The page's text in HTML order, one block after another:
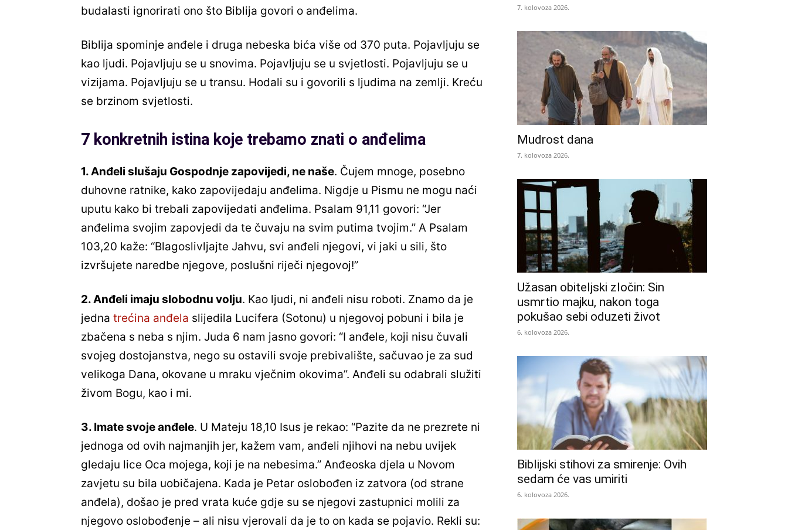
budalasti ignorirati ono što Biblija govori o anđelima.
Biblija spominje anđele i druga nebeska bića više od 370 puta. Pojavljuju se
kao ljudi. Pojavljuju se u snovima. Pojavljuju se u svjetlosti. Pojavljuju se u
vizijama. Pojavljuju se u transu. Hodali su i govorili s ljudima na zemlji. Kreću
se brzinom svjetlosti.
7 konkretnih istina koje trebamo znati o anđelima
1. Anđeli slušaju Gospodnje zapovijedi, ne naše. Čujem mnoge, posebno
duhovne ratnike, kako zapovijedaju anđelima. Nigdje u Pismu ne mogu naći
uputu kako bi trebali zapovijedati anđelima. Psalam 91,11 govori: “Jer
anđelima svojim zapovjedi da te čuvaju na svim putima tvojim.” A Psalam
103,20 kaže: “Blagoslivljajte Jahvu, svi anđeli njegovi, vi jaki u sili, što
izvršujete naredbe njegove, poslušni riječi njegovoj!”
2. Anđeli imaju slobodnu volju. Kao ljudi, ni anđeli nisu roboti. Znamo da je
jedna trećina anđela slijedila Lucifera (Sotonu) u njegovoj pobuni i bila je
zbačena s neba s njim. Juda 6 nam jasno govori: “I anđele, koji nisu čuvali
svojeg dostojanstva, nego su ostavili svoje prebivalište, sačuvao je za sud
velikoga Dana, okovane u mraku vječnim okovima”. Anđeli su odabrali služiti
živom Bogu, kao i mi.
3. Imate svoje anđele. U Mateju 18,10 Isus je rekao: “Pazite da ne prezrete ni
jednoga od ovih najmanjih jer, kažem vam, anđeli njihovi na nebu uvijek
gledaju lice Oca mojega, koji je na nebesima.” Anđeoska djela u Novom
zavjetu su bila uobičajena. Kada je Petar oslobođen iz zatvora (od strane
anđela), došao je pred vrata kuće gdje su se njegovi zastupnici molili za
njegovo oslobođenje – ali nisu vjerovali da je to on kada se pojavio. Rekli su:
7. kolovoza 2026.
Mudrost dana
7. kolovoza 2026.
Užasan obiteljski zločin: Sin
usmrtio majku, nakon toga
pokušao sebi oduzeti život
6. kolovoza 2026.
Biblijski stihovi za smirenje: Ovih
sedam će vas umiriti
6. kolovoza 2026.